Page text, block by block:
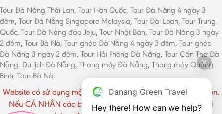
Tour Đà Nẵng Thái Lan, Tour Hàn Quốc, Tour Đà Nẵng 4 ngày 3
đêm, Tour Đà Nẵng Singapore Malaysia, Tour Đài Loan, Tour Trung
Quốc, Tour Đà Nẵng đảo Jeju, Tour Nhật Bản, Tour Đà Nẵng 3 ngày
2 đêm, Tour Bà Nà, Tour ghép Đà Nẵng 4 ngày 3 đêm, Tour ghép
Đà Nẵng 3 ngày 2 đêm, Tour Hải Phòng Đà Nẵng, Tour Cần Thơ Đà
Nẵng, Du lịch Đà Nẵng, Thang máy Đà Nẵng, Thang máy Quảng
Bình, Tour Bà Nà,
Website có sử dụng một số hình ảnh CÁ NHÂN chưa rõ nguồn.
Nếu CÁ NHÂN các bạn cảm thấy phiền vui lòng liên hệ với
Danang Green Travel
Hey there! How can we help?